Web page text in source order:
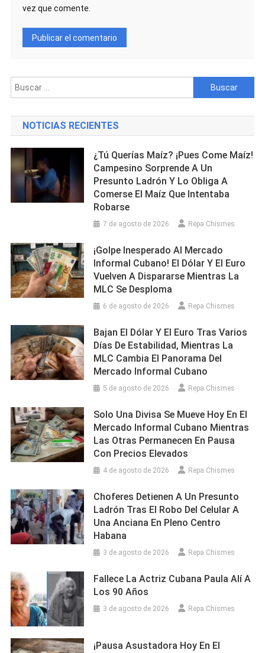
vez que comente.
Buscar:
NOTICIAS RECIENTES
¿Tú Querías Maíz? ¡Pues Come Maíz!
Campesino Sorprende A Un
Presunto Ladrón Y Lo Obliga A
Comerse El Maíz Que Intentaba
Robarse
7 de agosto de 2026 Repa Chismes
¡Golpe Inesperado Al Mercado
Informal Cubano! El Dólar Y El Euro
Vuelven A Dispararse Mientras La
MLC Se Desploma
6 de agosto de 2026 Repa Chismes
Bajan El Dólar Y El Euro Tras Varios
Días De Estabilidad, Mientras La
MLC Cambia El Panorama Del
Mercado Informal Cubano
5 de agosto de 2026 Repa Chismes
Solo Una Divisa Se Mueve Hoy En El
Mercado Informal Cubano Mientras
Las Otras Permanecen En Pausa
Con Precios Elevados
4 de agosto de 2026 Repa Chismes
Choferes Detienen A Un Presunto
Ladrón Tras El Robo Del Celular A
Una Anciana En Pleno Centro
Habana
3 de agosto de 2026 Repa Chismes
Fallece La Actriz Cubana Paula Alí A
Los 90 Años
3 de agosto de 2026 Repa Chismes
¡Pausa Asustadora Hoy En El